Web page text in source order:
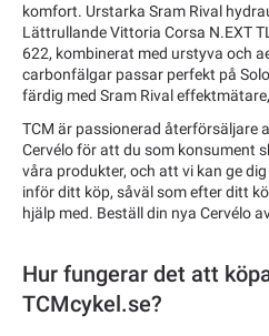
komfort. Urstarka Sram Rival
Lättrullande Vittoria Corsa N.EXT
622, kombinerat med urstyva och
carbonfälgar passar perfekt på
färdig med Sram Rival
TCM är passionerad återförsäljare
Cervélo för att du som konsument
våra produkter, och att vi kan ge
inför ditt köp, såväl som efter ditt
hjälp med. Beställ din nya Cervélo
Hur fungerar det att
TCMcykel.se?